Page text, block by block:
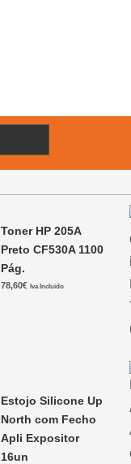
Toner HP 205A
Preto CF530A 1100
Pág.
78,60€ Iva Incluido
Estojo Silicone Up
North com Fecho
Apli Expositor
16un